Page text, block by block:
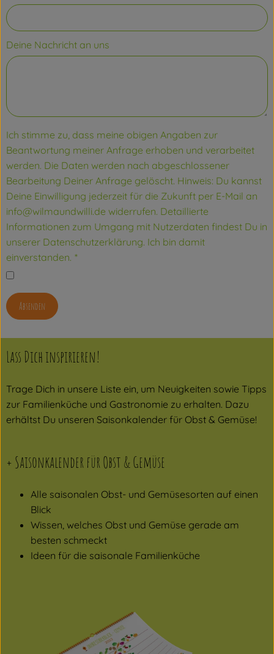
Deine Nachricht an uns
Ich stimme zu, dass meine obigen Angaben zur
Beantwortung meiner Anfrage erhoben und verarbeitet
werden. Die Daten werden nach abgeschlossener
Bearbeitung Deiner Anfrage gelöscht. Hinweis: Du kannst
Deine Einwilligung jederzeit für die Zukunft per E-Mail an
info@wilmaundwilli.de widerrufen. Detaillierte
Informationen zum Umgang mit Nutzerdaten findest Du in
unserer Datenschutzerklärung. Ich bin damit
einverstanden. *
Absenden
Lass Dich inspirieren!
Trage Dich in unsere Liste ein, um Neuigkeiten sowie Tipps
zur Familienküche und Gastronomie zu erhalten. Dazu
erhältst Du unseren Saisonkalender für Obst & Gemüse!
+ Saisonkalender für Obst & Gemüse
Alle saisonalen Obst- und Gemüsesorten auf einen
Blick
Wissen, welches Obst und Gemüse gerade am
besten schmeckt
Ideen für die saisonale Familienküche